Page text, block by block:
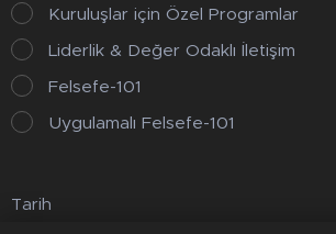
Kuruluşlar için Özel Programlar
Liderlik & Değer Odaklı İletişim
Felsefe-101
Uygulamalı Felsefe-101
Tarih